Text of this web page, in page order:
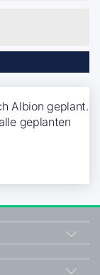
Albion geplant.
geplanten